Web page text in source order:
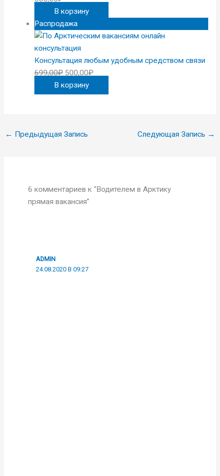
В корзину
Распродажа
Консультация любым удобным средством связи
699,00₽ 500,00₽
В корзину
← Предыдущая Запись Следующая Запись →
6 комментариев к “Водителем в Арктику
прямая вакансия”
ADMIN
24.08.2020 В 09:27